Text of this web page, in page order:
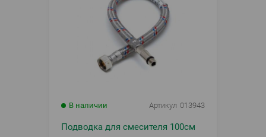
В наличии Артикул 013943
Подводка для смесителя 100см